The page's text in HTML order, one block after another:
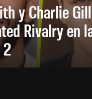
y Charlie
Rivalry en